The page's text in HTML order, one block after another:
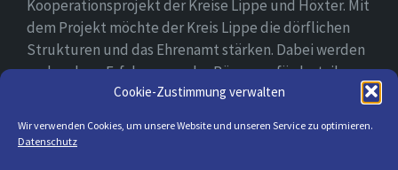
Cookie-Zustimmung verwalten
Wir verwenden Cookies, um unsere Website und unseren Service zu optimieren.
Datenschutz
Kooperationsprojekt der Kreise Lippe und Höxter. Mit
dem Projekt möchte der Kreis Lippe die dörflichen
Strukturen und das Ehrenamt stärken. Dabei werden
vorhandene Erfahrungen der Bürger gefördert, ihre
digitale Kompetenz gestärkt und bei der Erprobung